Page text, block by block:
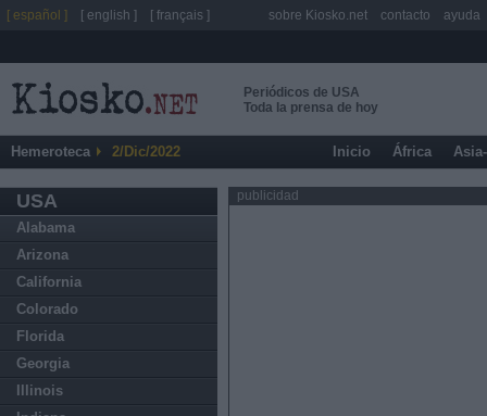
Periódicos de USA
Toda la prensa de hoy
Hemeroteca 2/Dic/2022 Inicio África
USA
Alabama
Arizona
California
Colorado
Florida
Georgia
Illinois
publicidad
[ español ] [ english ] [ français ] sobre Kiosko.net contacto ayuda